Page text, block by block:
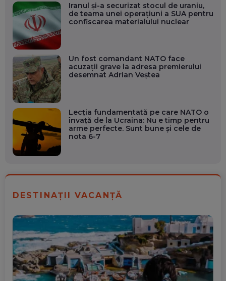
Iranul și-a securizat stocul de uraniu,
de teama unei operațiuni a SUA pentru
confiscarea materialului nuclear
Un fost comandant NATO face
acuzații grave la adresa premierului
desemnat Adrian Veștea
Lecția fundamentată pe care NATO o
învață de la Ucraina: Nu e timp pentru
arme perfecte. Sunt bune și cele de
nota 6-7
DESTINAȚII VACANȚĂ